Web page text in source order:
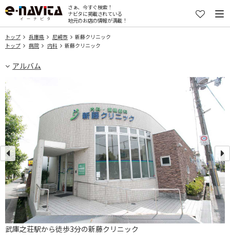
さぁ、今すぐ検索！
ナビタに掲載されている
地元のお店の情報が満載！
トップ 兵庫県 尼崎市
新藤クリニック
トップ
病院 内科 新藤クリニック
アルバム
武庫之荘駅から徒歩3分の新藤クリニック